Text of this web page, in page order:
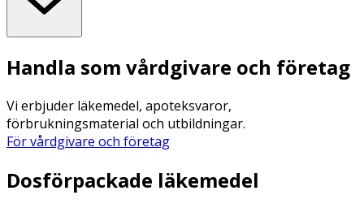
Handla som vårdgivare och företag
Vi erbjuder läkemedel, apoteksvaror,
förbrukningsmaterial och utbildningar.
För vårdgivare och företag
Dosförpackade läkemedel